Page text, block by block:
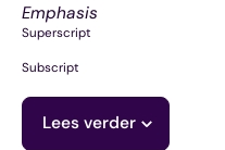
Emphasis
Superscript
Subscript
Lees verder